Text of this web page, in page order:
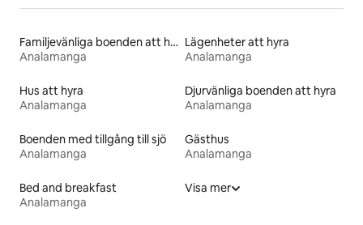
Familjevänliga boenden att hyra
Analamanga
Lägenheter att hyra
Analamanga
Hus att hyra
Analamanga
Djurvänliga boenden att hyra
Analamanga
Boenden med tillgång till sjö
Analamanga
Gästhus
Analamanga
Bed and breakfast
Analamanga
Visa mer